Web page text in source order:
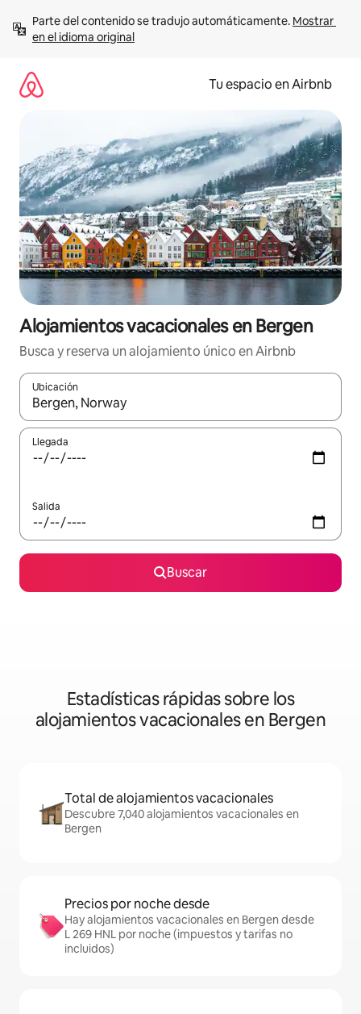
contenido
Parte del contenido se tradujo automáticamente. Mostrar
en el idioma original
Tu espacio en Airbnb
Alojamientos vacacionales en Bergen
Busca y reserva un alojamiento único en Airbnb
Ubicación
Cuando los resultados estén disponibles, podrás navegar
Llegada
Salida
Buscar
Estadísticas rápidas sobre los
alojamientos vacacionales en Bergen
Total de alojamientos vacacionales
Descubre 7,040 alojamientos vacacionales en
Bergen
Precios por noche desde
Hay alojamientos vacacionales en Bergen desde
L 269 HNL por noche (impuestos y tarifas no
incluidos)